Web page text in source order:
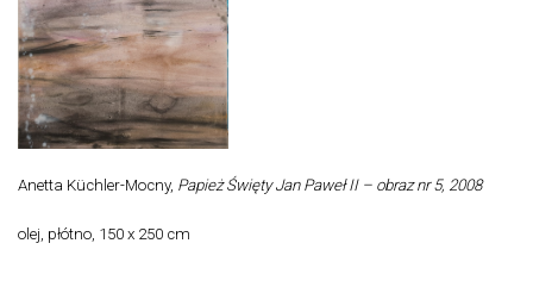
Anetta Küchler-Mocny, Papież Święty Jan Paweł II – obraz nr 5, 2008
olej, płótno, 150 x 250 cm